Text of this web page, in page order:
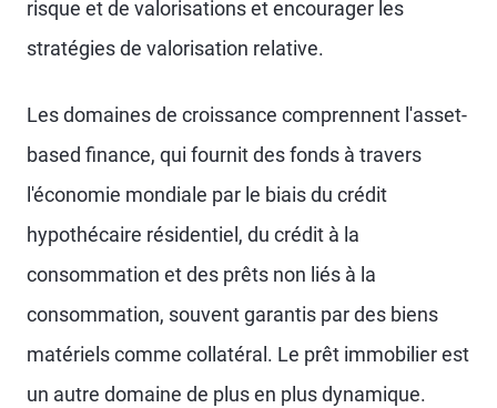
risque et de valorisations et encourager les
stratégies de valorisation relative.
Les domaines de croissance comprennent l'asset-
based finance, qui fournit des fonds à travers
l'économie mondiale par le biais du crédit
hypothécaire résidentiel, du crédit à la
consommation et des prêts non liés à la
consommation, souvent garantis par des biens
matériels comme collatéral. Le prêt immobilier est
un autre domaine de plus en plus dynamique.